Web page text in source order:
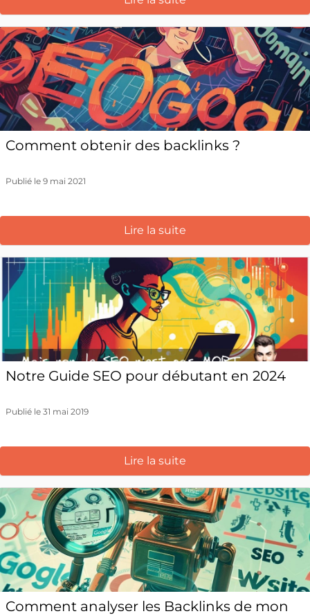
Comment obtenir des backlinks ?
Publié le 9 mai 2021
Lire la suite
Notre Guide SEO pour débutant en 2024
Publié le 31 mai 2019
Lire la suite
Comment analyser les Backlinks de mon